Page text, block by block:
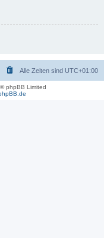
Alle Zeiten sind UTC+01:00
phpBB Limited